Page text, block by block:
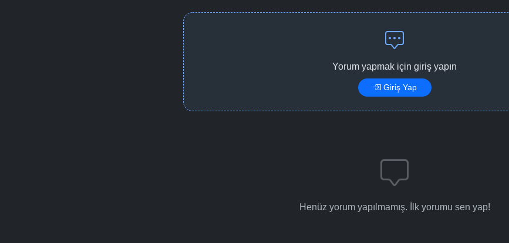
Yorum yapmak için giriş yapın
Giriş Yap
Henüz yorum yapılmamış. İlk yorumu sen yap!